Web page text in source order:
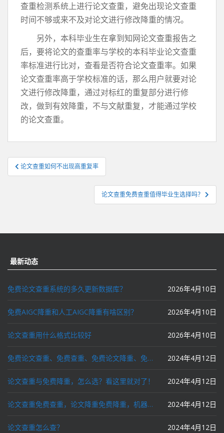
查重检测系统上进行论文查重，避免出现论文查重
时间不够或来不及对论文进行修改降重的情况。
另外，本科毕业生在拿到知网论文查重报告之
后，要将论文的查重率与学校的本科毕业论文查重
率标准进行比对，查看是否符合论文查重率。如果
论文查重率高于学校标准的话，那么用户就要对论
文进行修改降重，通过对标红的重复部分进行修
改，做到有效降重，不与文献重复，才能通过学校
的论文查重。
文
章
论文查重如何不出现高重复率
论文查重免费查重值得毕业生选择吗？
最新动态
免费论文查重系统的多久更新数据库？ 2026年4月10日
免费AIGC降重和人工AIGC降重有啥区别？ 2026年4月10日
论文查重用什么格式比较好 2026年4月10日
免费论文查重、免费查重、免费论文降重、免费降重、智能降重、一键降重、降低AIGC写作率、AI写论文，这些名词你了解吗？ 2024年4月12日
论文查重与免费降重，怎么选？看这里就对了！ 2024年4月12日
论文查重免费查重，论文降重免费降重，机器降重，人工降重，降低AIGC写作率，ai写论文，都要选论文狗和paperdog以及文思慧达！ 2024年4月12日
论文查重怎么查？ 2024年4月12日